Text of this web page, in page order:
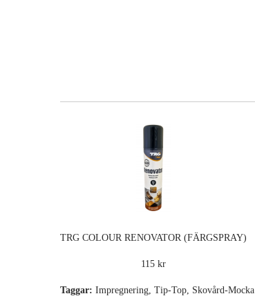
TRG COLOUR RENOVATOR (FÄRGSPRAY)
115 kr
Taggar: Impregnering, Tip-Top, Skovård-Mocka